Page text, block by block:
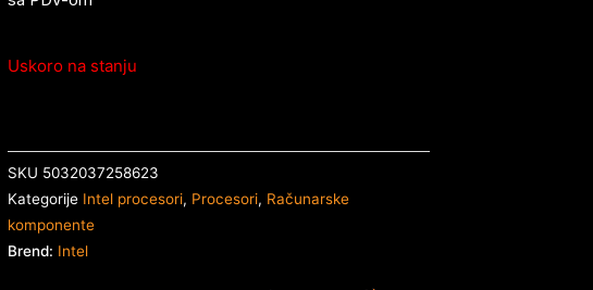
Uskoro na stanju
SKU 5032037258623
Kategorije Intel procesori, Procesori, Računarske
komponente
Brend: Intel